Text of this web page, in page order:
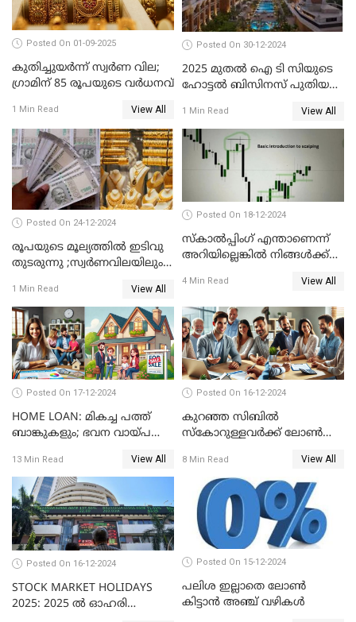
Posted On 01-09-2025
കുതിച്ചുയർന്ന് സ്വർണ വില;
ഗ്രാമിന് 85 രൂപയുടെ വർധനവ്
1 Min Read View All
Posted On 30-12-2024
2025 മുതൽ ഐ ടി സിയുടെ
ഹോട്ടൽ ബിസിനസ് പുതിയ
ഉടമകൾ അറിയേണ്ട
കാര്യങ്ങൾ
1 Min Read View All
Posted On 24-12-2024
രൂപയുടെ മൂല്യത്തില്‍ ഇടിവു
തുടരുന്നു ;സ്വര്‍ണവിലയിലും
1 Min Read View All
Posted On 18-12-2024
സ്കാൽപ്പിംഗ് എന്താണെന്ന്
അറിയില്ലെങ്കിൽ നിങ്ങൾക്ക്
4 Min Read View All
Posted On 17-12-2024
HOME LOAN: മികച്ച പത്ത്
ബാങ്കുകളും; ഭവന വായ്പ
13 Min Read View All
Posted On 16-12-2024
കുറഞ്ഞ സിബിൽ
സ്കോറുള്ളവർക്ക് ലോൺ
8 Min Read View All
Posted On 16-12-2024
STOCK MARKET HOLIDAYS
2025: 2025 ൽ ഓഹരി
Posted On 15-12-2024
പലിശ ഇല്ലാതെ ലോൺ
കിട്ടാൻ അഞ്ച് വഴികൾ